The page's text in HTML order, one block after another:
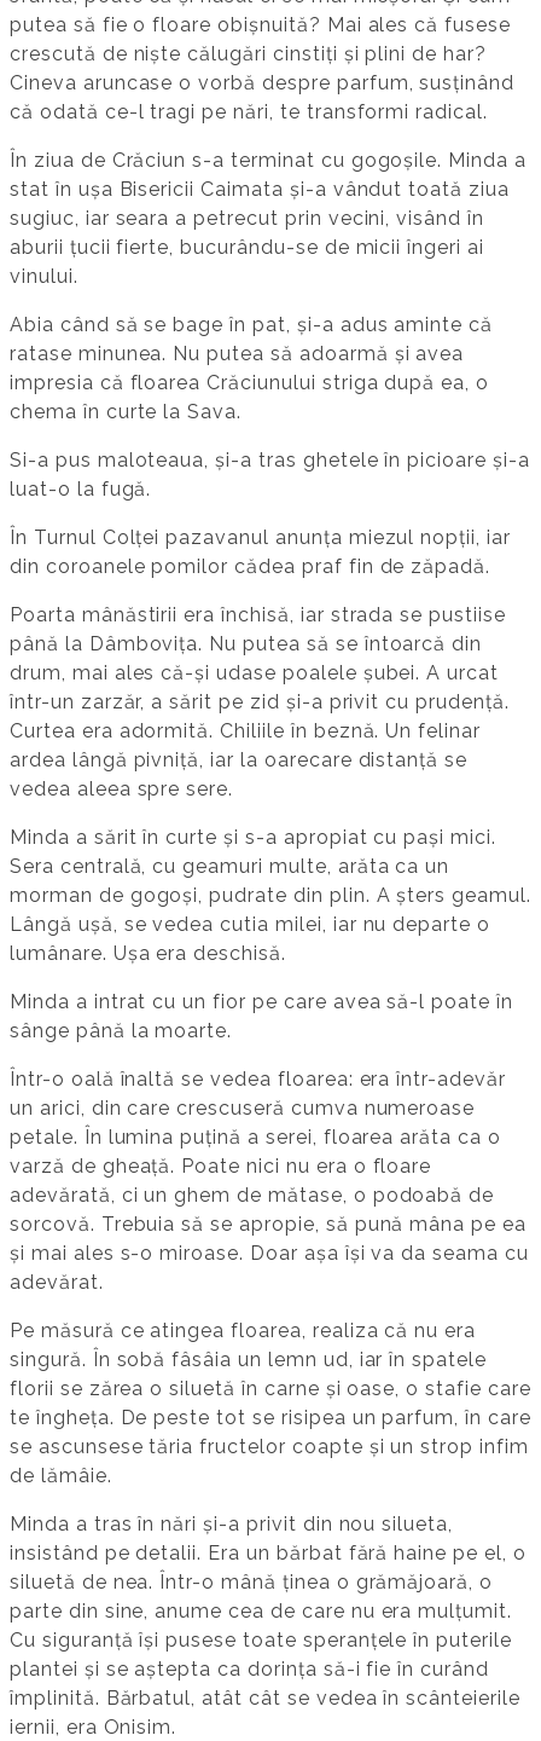
putea să fie o floare obișnuită? Mai ales că fusese
crescută de niște călugări cinstiți și plini de har?
Cineva aruncase o vorbă despre parfum, susținând
că odată ce-l tragi pe nări, te transformi radical.
În ziua de Crăciun s-a terminat cu gogoșile. Minda a
stat în ușa Bisericii Caimata și-a vândut toată ziua
sugiuc, iar seara a petrecut prin vecini, visând în
aburii țucii fierte, bucurându-se de micii îngeri ai
vinului.
Abia când să se bage în pat, și-a adus aminte că
ratase minunea. Nu putea să adoarmă și avea
impresia că floarea Crăciunului striga după ea, o
chema în curte la Sava.
Si-a pus maloteaua, și-a tras ghetele în picioare și-a
luat-o la fugă.
În Turnul Colței pazavanul anunța miezul nopții, iar
din coroanele pomilor cădea praf fin de zăpadă.
Poarta mânăstirii era închisă, iar strada se pustiise
până la Dâmbovița. Nu putea să se întoarcă din
drum, mai ales că-și udase poalele șubei. A urcat
într-un zarzăr, a sărit pe zid și-a privit cu prudență.
Curtea era adormită. Chiliile în beznă. Un felinar
ardea lângă pivniță, iar la oarecare distanță se
vedea aleea spre sere.
Minda a sărit în curte și s-a apropiat cu pași mici.
Sera centrală, cu geamuri multe, arăta ca un
morman de gogoși, pudrate din plin. A șters geamul.
Lângă ușă, se vedea cutia milei, iar nu departe o
lumânare. Ușa era deschisă.
Minda a intrat cu un fior pe care avea să-l poate în
sânge până la moarte.
Într-o oală înaltă se vedea floarea: era într-adevăr
un arici, din care crescuseră cumva numeroase
petale. În lumina puțină a serei, floarea arăta ca o
varză de gheață. Poate nici nu era o floare
adevărată, ci un ghem de mătase, o podoabă de
sorcovă. Trebuia să se apropie, să pună mâna pe ea
și mai ales s-o miroase. Doar așa își va da seama cu
adevărat.
Pe măsură ce atingea floarea, realiza că nu era
singură. În sobă fâsâia un lemn ud, iar în spatele
florii se zărea o siluetă în carne și oase, o stafie care
te îngheța. De peste tot se risipea un parfum, în care
se ascunsese tăria fructelor coapte și un strop infim
de lămâie.
Minda a tras în nări și-a privit din nou silueta,
insistând pe detalii. Era un bărbat fără haine pe el, o
siluetă de nea. Într-o mână ținea o grămăjoară, o
parte din sine, anume cea de care nu era mulțumit.
Cu siguranță își pusese toate speranțele în puterile
plantei și se aștepta ca dorința să-i fie în curând
împlinită. Bărbatul, atât cât se vedea în scânteierile
iernii, era Onisim.